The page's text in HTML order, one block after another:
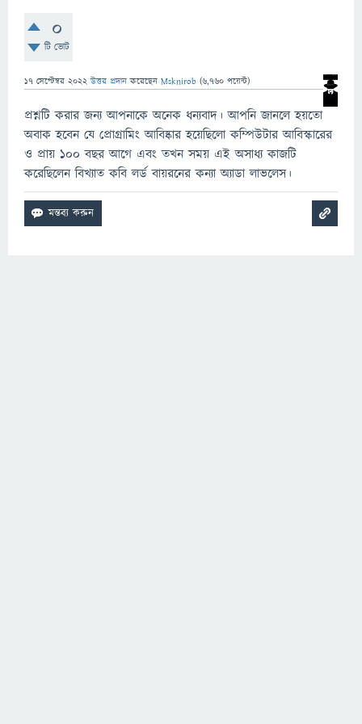
0
টি ভোট
17 সেপ্টেম্বর 2022 উত্তর প্রদান করেছেন Msknirob (6,760 পয়েন্ট)
প্রশ্নটি করার জন্য আপনাকে অনেক ধন্যবাদ। আপনি জানলে হয়তো
অবাক হবেন যে প্রোগ্রামিং আবিষ্কার হয়েছিলো কম্পিউটার আবিস্কারের
ও প্রায় ১০০ বছর আগে এবং তখন সময় এই অসাধ্য কাজটি
করেছিলেন বিখ্যাত কবি লর্ড বায়রনের কন্যা অ্যাডা লাভলেস।